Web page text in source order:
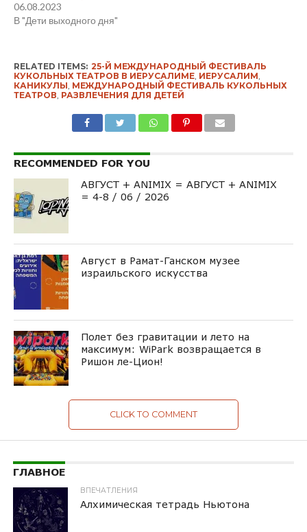
06.08.2023
В "Дети выходного дня"
RELATED ITEMS: 25-Й МЕЖДУНАРОДНЫЙ ФЕСТИВАЛЬ
КУКОЛЬНЫХ ТЕАТРОВ В ИЕРУСАЛИМЕ, ИЕРУСАЛИМ,
КАНИКУЛЫ, МЕЖДУНАРОДНЫЙ ФЕСТИВАЛЬ КУКОЛЬНЫХ
ТЕАТРОВ, РАЗВЛЕЧЕНИЯ ДЛЯ ДЕТЕЙ
RECOMMENDED FOR YOU
АВГУСТ + ANIMIX = АВГУСТ + ANIMIX
= 4-8 / 06 / 2026
Август в Рамат-Ганском музее
израильского искусства
Полет без гравитации и лето на
максимум: WiPark возвращается в
Ришон ле-Цион!
CLICK TO COMMENT
ГЛАВНОЕ
ВПЕЧАТЛЕНИЯ
Алхимическая тетрадь Ньютона